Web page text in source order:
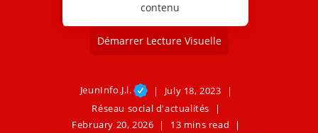
contenu
Démarrer Lecture Visuelle
JeunInfo.J.l.
July 18, 2023
Réseau social d'actualités
February 20, 2026
13 mins read